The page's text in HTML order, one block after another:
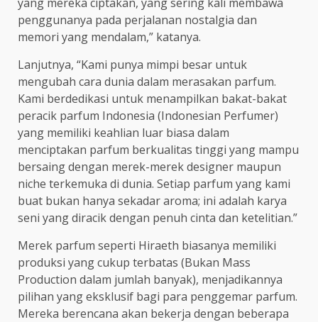
penggunanya pada perjalanan nostalgia dan
memori yang mendalam,” katanya.
Lanjutnya, “Kami punya mimpi besar untuk
mengubah cara dunia dalam merasakan parfum.
Kami berdedikasi untuk menampilkan bakat-bakat
peracik parfum Indonesia (Indonesian Perfumer)
yang memiliki keahlian luar biasa dalam
menciptakan parfum berkualitas tinggi yang mampu
bersaing dengan merek-merek designer maupun
niche terkemuka di dunia. Setiap parfum yang kami
buat bukan hanya sekadar aroma; ini adalah karya
seni yang diracik dengan penuh cinta dan ketelitian.”
Merek parfum seperti Hiraeth biasanya memiliki
produksi yang cukup terbatas (Bukan Mass
Production dalam jumlah banyak), menjadikannya
pilihan yang eksklusif bagi para penggemar parfum.
Mereka berencana akan bekerja dengan beberapa